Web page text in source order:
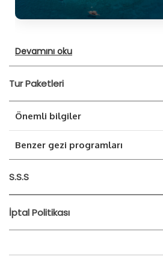
Devamını oku
Tur Paketleri
Transfersiz Fiyat
Sigorta
Rehberlik
Öğle yemeği
Çay ve meyve servisi
Önemli bilgiler
Benzer gezi programları
S.S.S
İptal Politikası
saatinden 24 saat öncesine kadar